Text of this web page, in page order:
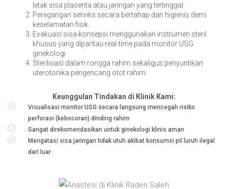
letak sisa plasenta atau jaringan yang tertinggal.
Peregangan serviks secara bertahap dan higienis demi
keselamatan fisik.
Evakuasi sisa konsepsi menggunakan instrumen steril
khusus yang dipantau real-time pada monitor USG
ginekologi.
Sterilisasi dalam rongga rahim sekaligus penyuntikan
uterotonika pengencang otot rahim.
Keunggulan Tindakan di Klinik Kami:
Visualisasi monitor USG secara langsung mencegah risiko
perforasi (kebocoran) dinding rahim
Sangat direkomendasikan untuk ginekologi klinis aman
Mengatasi sisa jaringan tidak utuh akibat konsumsi pil luruh ilegal
dari luar